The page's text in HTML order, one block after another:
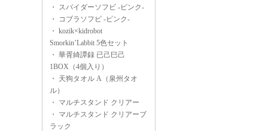
・ スパイダーソフビ -ピンク-
・
コブラソフビ -ピンク-
・ kozik×kidrobot
Smorkin’Labbit 5色セット
・ 華胥綺譚録 已己巳己
1BOX（4個入り）
・ 天狗タオル A（泉州タオ
ル）
・ マルチスタンド クリアー
・ マルチスタンド クリアーブ
ラック